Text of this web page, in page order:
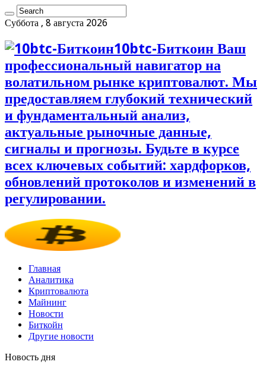
Суббота , 8 августа 2026
10btc-Биткоин Ваш
профессиональный навигатор на
волатильном рынке криптовалют. Мы
предоставляем глубокий технический
и фундаментальный анализ,
актуальные рыночные данные,
сигналы и прогнозы. Будьте в курсе
всех ключевых событий: хардфорков,
обновлений протоколов и изменений в
регулировании.
Главная
Аналитика
Криптовалюта
Майнинг
Новости
Биткойн
Другие новости
Новость дня